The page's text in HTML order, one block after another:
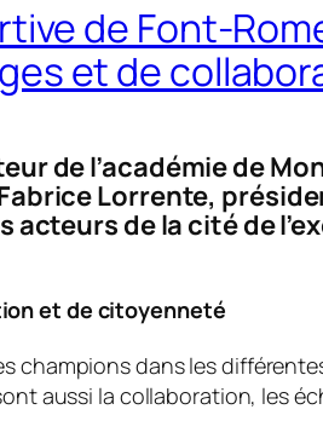
de Font-
et de
de l’académie de
Lorrente,
de la cité de
et de citoyenneté
champions dans les
aussi la collaboration, les